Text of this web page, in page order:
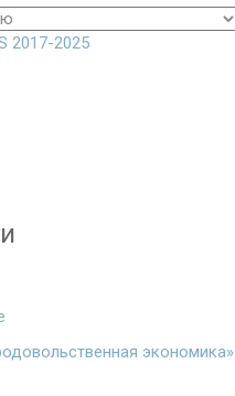
2017-2025
экономика»